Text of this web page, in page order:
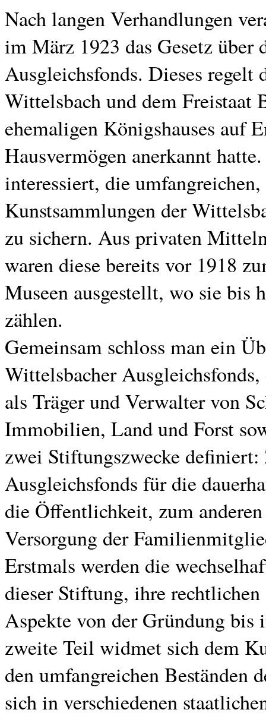
Nach langen Verhandlungen
im März 1923 das Gesetz
Ausgleichsfonds. Dieses regelt
Wittelsbach und dem Freistaat
ehemaligen Königshauses auf
Hausvermögen anerkannt
interessiert, die
Kunstsammlungen der
zu sichern. Aus privaten
waren diese bereits vor 1918
Museen ausgestellt, wo sie bis
zählen.
Gemeinsam schloss man ein
Wittelsbacher
als Träger und Verwalter von
Immobilien, Land und Forst
zwei Stiftungszwecke
Ausgleichsfonds für die
die Öffentlichkeit, zum
Versorgung der
Erstmals werden die
dieser Stiftung, ihre
Aspekte von der Gründung bis
zweite Teil widmet sich dem
den umfangreichen Beständen
sich in verschiedenen